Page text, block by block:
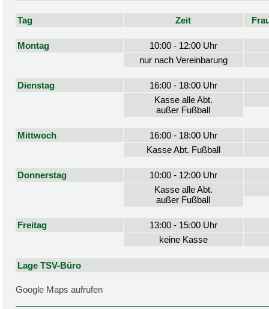
Tag Zeit
Montag
10:00 - 12:00 Uhr
nur nach Vereinbarung
Dienstag
16:00 - 18:00 Uhr
Kasse alle Abt.
außer Fußball
Mittwoch
16:00 - 18:00 Uhr
Kasse Abt. Fußball
Donnerstag
10:00 - 12:00 Uhr
Kasse alle Abt.
außer Fußball
Freitag
13:00 - 15:00 Uhr
keine Kasse
Lage TSV-Büro
Google Maps aufrufen